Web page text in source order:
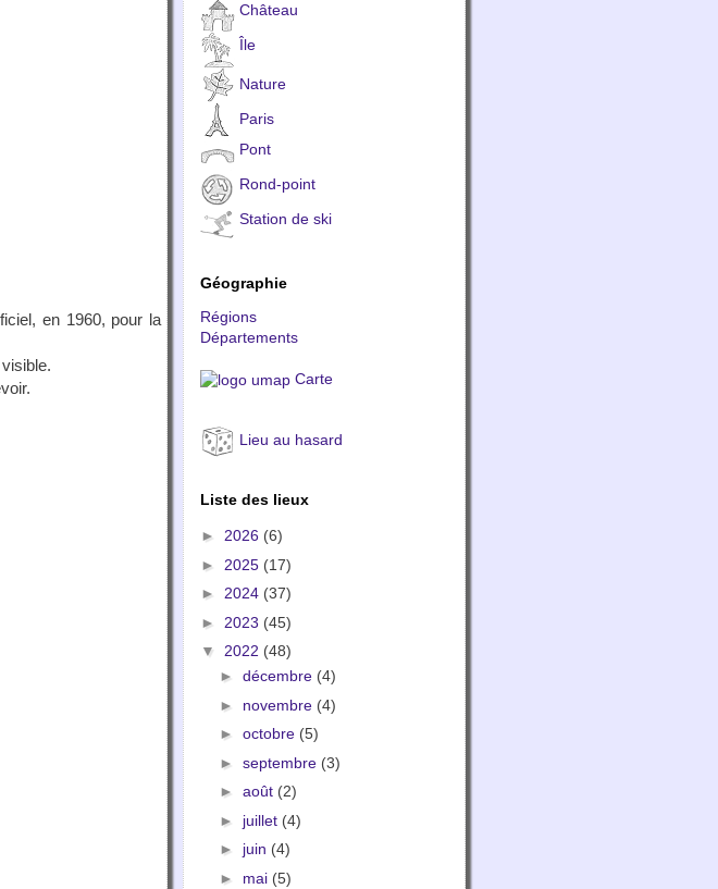
en 1960, pour la
Château
Île
Nature
Paris
Pont
Rond-point
Station de ski
Géographie
Régions
Départements
Carte
Lieu au hasard
Liste des lieux
► 2026 (6)
► 2025 (17)
► 2024 (37)
► 2023 (45)
▼ 2022 (48)
► décembre (4)
► novembre (4)
► octobre (5)
► septembre (3)
► août (2)
► juillet (4)
► juin (4)
► mai (5)